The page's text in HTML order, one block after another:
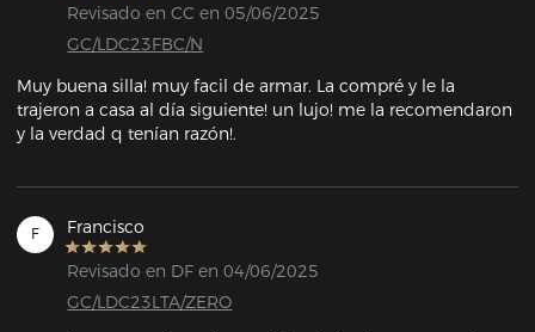
Revisado en CC en 05/06/2025
GC/LDC23FBC/N
Muy buena silla! muy facil de armar. La compré y le la
trajeron a casa al día siguiente! un lujo! me la recomendaron
y la verdad q tenían razón!.
F Francisco
Revisado en DF en 04/06/2025
GC/LDC23LTA/ZERO